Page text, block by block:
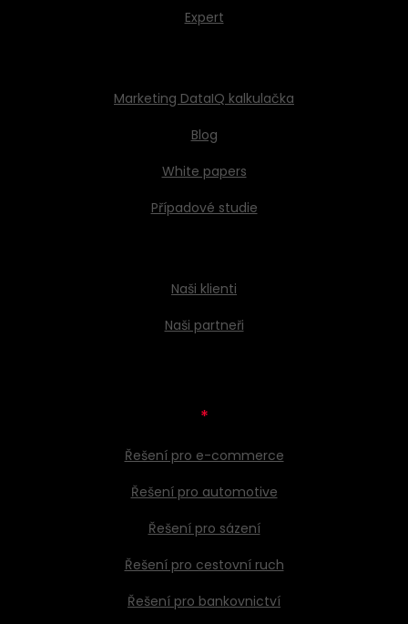
Expert
Marketing DataIQ kalkulačka
Blog
White papers
Případové studie
Naši klienti
Naši partneři
*
Řešení pro e-commerce
Řešení pro automotive
Řešení pro sázení
Řešení pro cestovní ruch
Řešení pro bankovnictví